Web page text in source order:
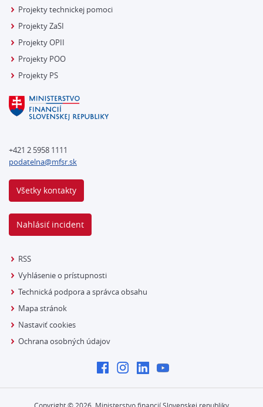
Projekty technickej pomoci
Projekty ZaSI
Projekty OPII
Projekty POO
Projekty PS
+421 2 5958 1111
podatelna@mfsr.sk
Všetky kontakty
Nahlásiť incident
RSS
Vyhlásenie o prístupnosti
Technická podpora a správca obsahu
Mapa stránok
Nastaviť cookies
Ochrana osobných údajov
Copyright © 2026 Ministerstvo financií Slovenskej republiky